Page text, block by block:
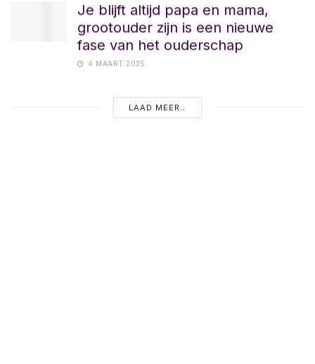
Je blijft altijd papa en mama,
grootouder zijn is een nieuwe
fase van het ouderschap
4 MAART 2025
LAAD MEER..